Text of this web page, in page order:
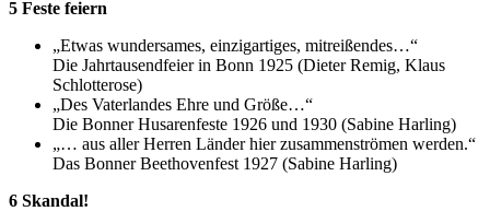
5 Feste feiern
„Etwas wundersames, einzigartiges, mitreißendes…“
Die Jahrtausendfeier in Bonn 1925 (Dieter Remig, Klaus
Schlotterose)
„Des Vaterlandes Ehre und Größe…“
Die Bonner Husarenfeste 1926 und 1930 (Sabine Harling)
„… aus aller Herren Länder hier zusammenströmen werden.“
Das Bonner Beethovenfest 1927 (Sabine Harling)
6 Skandal!